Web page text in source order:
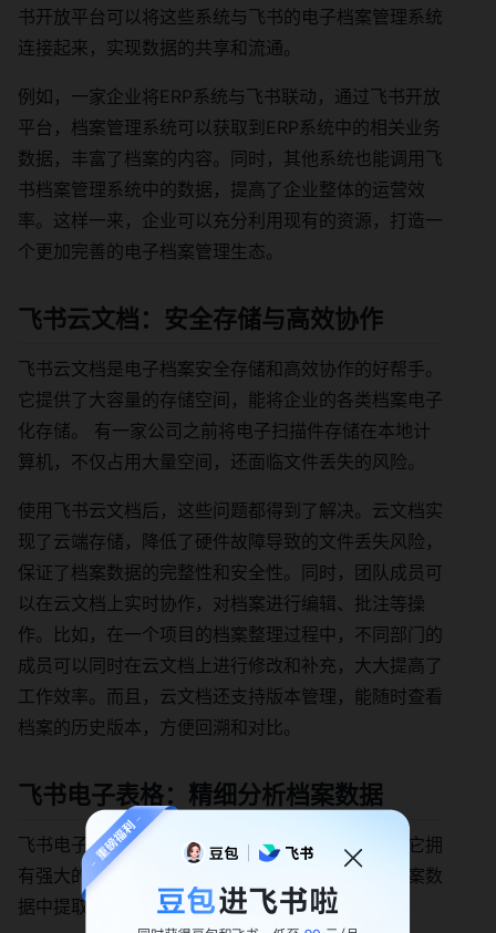
书开放平台可以将这些系统与飞书的电子档案管理系统
连接起来，实现数据的共享和流通。
例如，一家企业将ERP系统与飞书联动，通过飞书开放
平台，档案管理系统可以获取到ERP系统中的相关业务
数据，丰富了档案的内容。同时，其他系统也能调用飞
书档案管理系统中的数据，提高了企业整体的运营效
率。这样一来，企业可以充分利用现有的资源，打造一
个更加完善的电子档案管理生态。
飞书云文档：安全存储与高效协作
飞书云文档是电子档案安全存储和高效协作的好帮手。
它提供了大容量的存储空间，能将企业的各类档案电子
化存储。 有一家公司之前将电子扫描件存储在本地计
算机，不仅占用大量空间，还面临文件丢失的风险。
使用飞书云文档后，这些问题都得到了解决。云文档实
现了云端存储，降低了硬件故障导致的文件丢失风险，
保证了档案数据的完整性和安全性。同时，团队成员可
以在云文档上实时协作，对档案进行编辑、批注等操
作。比如，在一个项目的档案整理过程中，不同部门的
成员可以同时在云文档上进行修改和补充，大大提高了
工作效率。而且，云文档还支持版本管理，能随时查看
档案的历史版本，方便回溯和对比。
飞书电子表格：精细分析档案数据
飞书电子表格可以对电子档案数据进行精细分析。它拥
有强大的计算和分析功能，能帮助企业从海量的档案数
据中提取有价值的信息。